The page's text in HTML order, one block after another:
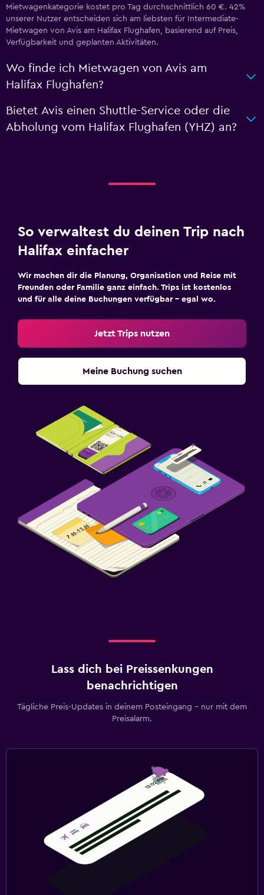
Mietwagenkategorie kostet pro Tag durchschnittlich 60 €. 42%
unserer Nutzer entscheiden sich am liebsten für Intermediate-
Mietwagen von Avis am Halifax Flughafen, basierend auf Preis,
Verfügbarkeit und geplanten Aktivitäten.
Wo finde ich Mietwagen von Avis am
Halifax Flughafen?
Bietet Avis einen Shuttle-Service oder die
Abholung vom Halifax Flughafen (YHZ) an?
So verwaltest du deinen Trip nach
Halifax einfacher
Wir machen dir die Planung, Organisation und Reise mit
Freunden oder Familie ganz einfach. Trips ist kostenlos
und für alle deine Buchungen verfügbar – egal wo.
Jetzt Trips nutzen
Meine Buchung suchen
Lass dich bei Preissenkungen
benachrichtigen
Tägliche Preis-Updates in deinem Posteingang – nur mit dem
Preisalarm.